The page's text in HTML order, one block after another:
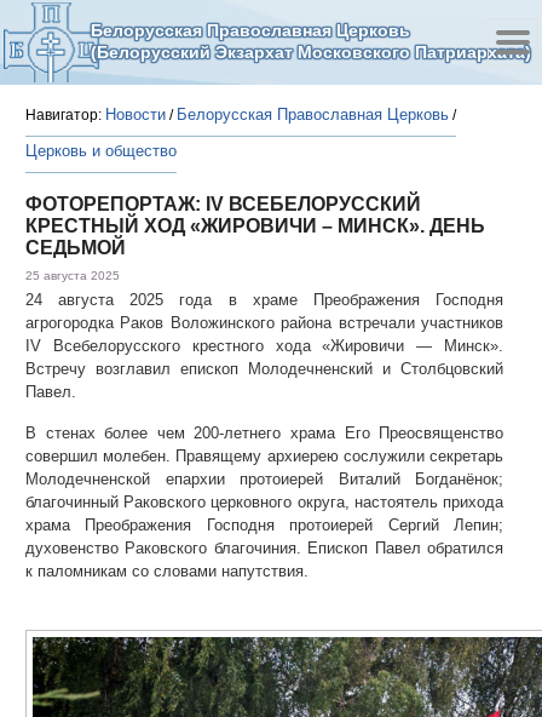
Белорусская Православная Церковь
(Белорусский Экзархат Московского Патриархата)
Навигатор: Новости / Белорусская Православная Церковь /
Церковь и общество
ФОТОРЕПОРТАЖ: IV ВСЕБЕЛОРУССКИЙ
КРЕСТНЫЙ ХОД «ЖИРОВИЧИ – МИНСК». ДЕНЬ
СЕДЬМОЙ
25 августа 2025
24 августа 2025 года в храме Преображения Господня
агрогородка Раков Воложинского района встречали участников
IV Всебелорусского крестного хода «Жировичи — Минск».
Встречу возглавил епископ Молодечненский и Столбцовский
Павел.
В стенах более чем 200-летнего храма Его Преосвященство
совершил молебен. Правящему архиерею сослужили секретарь
Молодечненской епархии протоиерей Виталий Богданёнок;
благочинный Раковского церковного округа, настоятель прихода
храма Преображения Господня протоиерей Сергий Лепин;
духовенство Раковского благочиния. Епископ Павел обратился
к паломникам со словами напутствия.